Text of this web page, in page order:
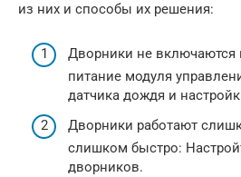
из них и способы их решения:
Дворники не включаются
питание модуля
датчика дождя и
Дворники работают
слишком быстро:
дворников.